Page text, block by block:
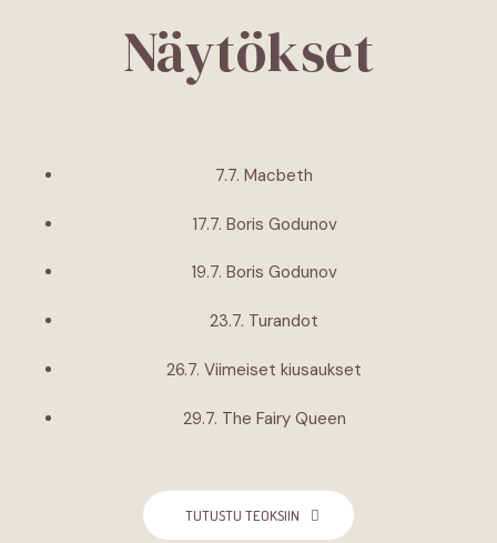
Näytökset
7.7. Macbeth
17.7. Boris Godunov
19.7. Boris Godunov
23.7. Turandot
26.7. Viimeiset kiusaukset
29.7. The Fairy Queen
TUTUSTU TEOKSIIN